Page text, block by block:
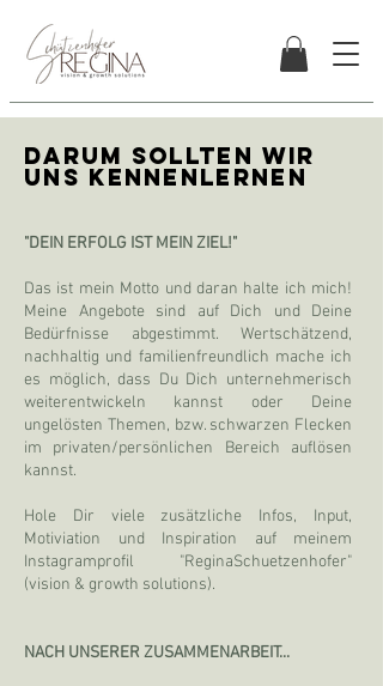
DARUM SOLLTEN WIR
UNS KENNENLERNEN
"DEIN ERFOLG IST MEIN ZIEL!"
Das ist mein Motto und daran halte ich mich!
Meine Angebote sind auf Dich und Deine
Bedürfnisse abgestimmt. Wertschätzend,
nachhaltig und familienfreundlich mache ich
es möglich, dass Du Dich unternehmerisch
weiterentwickeln kannst oder Deine
ungelösten Themen, bzw. schwarzen Flecken
im privaten/persönlichen Bereich auflösen
kannst.
Hole Dir viele zusätzliche Infos, Input,
Motiviation und Inspiration auf meinem
Instagramprofil "ReginaSchuetzenhofer"
(vision & growth solutions).
NACH UNSERER ZUSAMMENARBEIT...​